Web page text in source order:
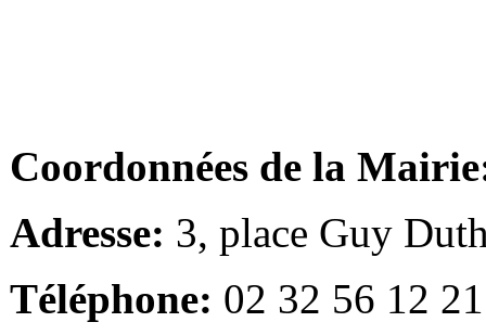
Coordonnées de la
Adresse: 3, place Guy
Téléphone: 02 32 56 12 21